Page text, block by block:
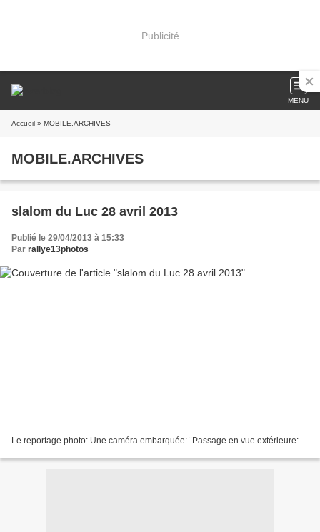
Publicité
MENU
Accueil » MOBILE.ARCHIVES
MOBILE.ARCHIVES
slalom du Luc 28 avril 2013
Publié le 29/04/2013 à 15:33
Par rallye13photos
Le reportage photo: Une caméra embarquée: ¨Passage en vue extérieure: